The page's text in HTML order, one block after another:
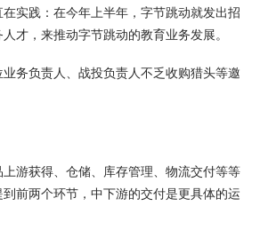
实践：在今年上半年，字节跳动就发出招
才，来推动字节跳动的教育业务发展。
务负责人、战投负责人不乏收购猎头等邀
游获得、仓储、库存管理、物流交付等等
前两个环节，中下游的交付是更具体的运